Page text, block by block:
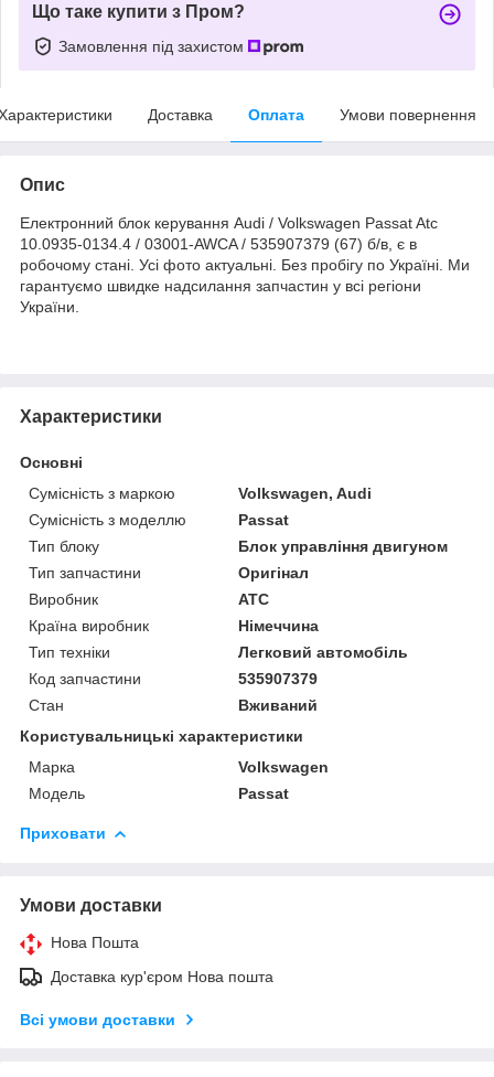
Що таке купити з Пром?
Замовлення під захистом
Доставка Оплата Умови повернення
Опис
Електронний блок керування Audi / Volkswagen Passat Atc
10.0935-0134.4 / 03001-AWCA / 535907379 (67) б/в, є в
робочому стані. Усі фото актуальні. Без пробігу по Україні. Ми
гарантуємо швидке надсилання запчастин у всі регіони
України.
Характеристики
Основні
Сумісність з маркою
Volkswagen, Audi
Сумісність з моделлю
Passat
Тип блоку
Блок управління двигуном
Тип запчастини
Оригінал
Виробник
ATC
Країна виробник
Німеччина
Тип техніки
Легковий автомобіль
Код запчастини
535907379
Стан
Вживаний
Користувальницькі характеристики
Марка
Volkswagen
Модель
Passat
Приховати
Умови доставки
Нова Пошта
Доставка кур'єром Нова пошта
Всі умови доставки